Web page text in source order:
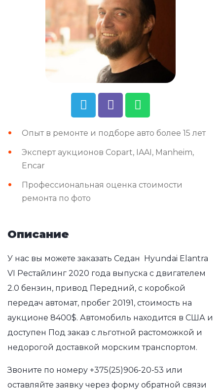
Опыт в ремонте и подборе авто более 15 лет
Эксперт аукционов Copart, IAAI, Manheim,
Encar
Профессиональная оценка стоимости
ремонта по фото
Описание
У нас вы можете заказать Седан Hyundai Elantra
VI Рестайлинг 2020 года выпуска с двигателем
2.0 бензин, привод Передний, с коробкой
передач автомат, пробег 20191, стоимость на
аукционе 8400$. Автомобиль находится в США и
доступен Под заказ с льготной растоможкой и
недорогой доставкой морским транспортом.
Звоните по номеру +375(25)906-20-53 или
оставляйте заявку через форму обратной связи